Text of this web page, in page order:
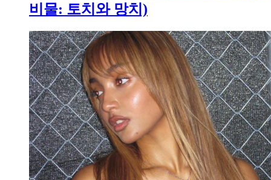
비물: 토치와 망치)